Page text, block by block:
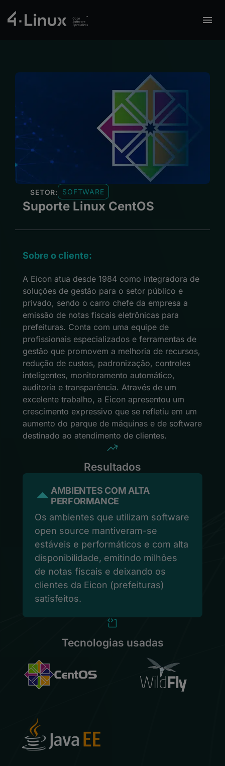
SETOR: SOFTWARE
Suporte Linux CentOS
Sobre o cliente:
A Eicon atua desde 1984 como integradora de
soluções de gestão para o setor público e
privado, sendo o carro chefe da empresa a
emissão de notas fiscais eletrônicas para
prefeituras. Conta com uma equipe de
profissionais especializados e ferramentas de
gestão que promovem a melhoria de recursos,
redução de custos, padronização, controles
inteligentes, monitoramento automático,
auditoria e transparência. Através de um
excelente trabalho, a Eicon apresentou um
crescimento expressivo que se refletiu em um
aumento do parque de máquinas e de software
destinado ao atendimento de clientes.
Resultados
AMBIENTES COM ALTA
PERFORMANCE
Os ambientes que utilizam software
open source mantiveram-se
estáveis e performáticos e com alta
disponibilidade, emitindo milhões
de notas fiscais e deixando os
clientes da Eicon (prefeituras)
satisfeitos.
Tecnologias usadas